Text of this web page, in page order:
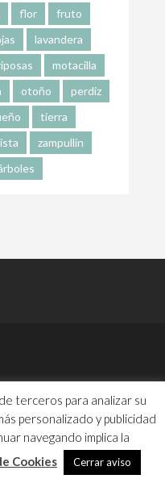
flor
fruto
lavandera
motacilla
otoño
perdiz
tierra
zampullín
terceros para analizar su
personalizado y publicidad
navegando implica la
Cookies Cerrar aviso